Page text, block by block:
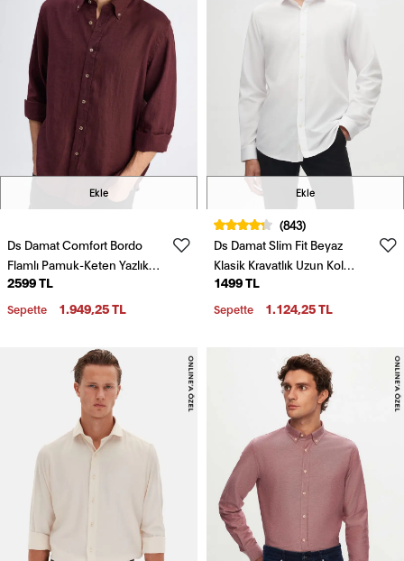
Ekle
Ds Damat Comfort Bordo
Flamlı Pamuk-Keten Yazlık
Gömlek
2599 TL
Sepette 1.949,25 TL
Ekle
(843)
Ds Damat Slim Fit Beyaz
Klasik Kravatlık Uzun Kol
Kolay Ütülenebilir Gömlek
1499 TL
Sepette 1.124,25 TL